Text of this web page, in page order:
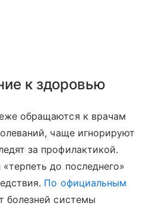
к здоровью
обращаются к врачам
чаще игнорируют
за профилактикой.
до последнего»
По официальным
болезней системы